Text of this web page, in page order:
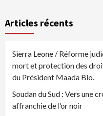
Articles récents
Sierra Leone / Réforme
mort et protection des
du Président Maada Bio.
Soudan du Sud : Vers une
affranchie de l’or noir